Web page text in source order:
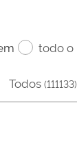
todo o
Todos (111133)